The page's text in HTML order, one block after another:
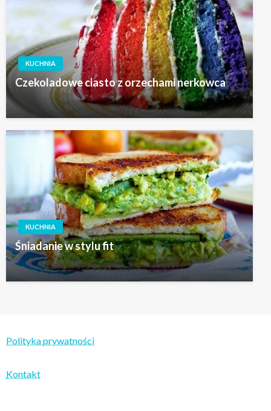
KUCHNIA
Czekoladowe ciasto z orzechami nerkowca
KUCHNIA
Śniadanie w stylu fit
Polityka prywatności
Kontakt